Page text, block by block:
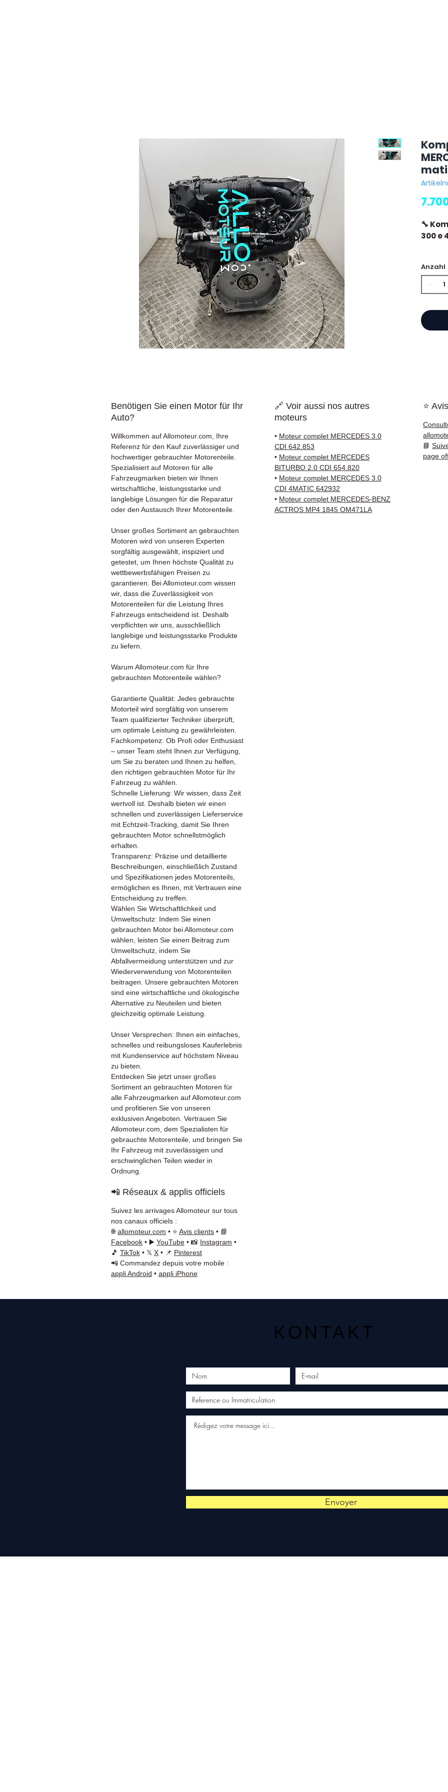
🔧
300 e
⭐
in
✅
und
Anzahl
Benötigen Sie einen Motor für Ihr
Auto?
Willkommen auf Allomoteur.com, Ihre
Referenz für den Kauf zuverlässiger und
hochwertiger gebrauchter Motorenteile.
Spezialisiert auf Motoren für alle
Fahrzeugmarken bieten wir Ihnen
wirtschaftliche, leistungsstarke und
langlebige Lösungen für die Reparatur
oder den Austausch Ihrer Motorenteile.
Unser großes Sortiment an gebrauchten
Motoren wird von unseren Experten
sorgfältig ausgewählt, inspiziert und
getestet, um Ihnen höchste Qualität zu
wettbewerbsfähigen Preisen zu
garantieren. Bei Allomoteur.com wissen
wir, dass die Zuverlässigkeit von
Motorenteilen für die Leistung Ihres
Fahrzeugs entscheidend ist. Deshalb
verpflichten wir uns, ausschließlich
langlebige und leistungsstarke Produkte
zu liefern.
Warum Allomoteur.com für Ihre
gebrauchten Motorenteile wählen?
Garantierte Qualität: Jedes gebrauchte
Motorteil wird sorgfältig von unserem
Team qualifizierter Techniker überprüft,
um optimale Leistung zu gewährleisten.
Fachkompetenz: Ob Profi oder Enthusiast
– unser Team steht Ihnen zur Verfügung,
um Sie zu beraten und Ihnen zu helfen,
den richtigen gebrauchten Motor für Ihr
Fahrzeug zu wählen.
Schnelle Lieferung: Wir wissen, dass Zeit
wertvoll ist. Deshalb bieten wir einen
schnellen und zuverlässigen Lieferservice
mit Echtzeit-Tracking, damit Sie Ihren
gebrauchten Motor schnellstmöglich
erhalten.
Transparenz: Präzise und detaillierte
Beschreibungen, einschließlich Zustand
und Spezifikationen jedes Motorenteils,
ermöglichen es Ihnen, mit Vertrauen eine
Entscheidung zu treffen.
Wählen Sie Wirtschaftlichkeit und
Umweltschutz: Indem Sie einen
gebrauchten Motor bei Allomoteur.com
wählen, leisten Sie einen Beitrag zum
Umweltschutz, indem Sie
Abfallvermeidung unterstützen und zur
Wiederverwendung von Motorenteilen
beitragen. Unsere gebrauchten Motoren
sind eine wirtschaftliche und ökologische
Alternative zu Neuteilen und bieten
gleichzeitig optimale Leistung.
Unser Versprechen: Ihnen ein einfaches,
schnelles und reibungsloses Kauferlebnis
mit Kundenservice auf höchstem Niveau
zu bieten.
Entdecken Sie jetzt unser großes
Sortiment an gebrauchten Motoren für
alle Fahrzeugmarken auf Allomoteur.com
und profitieren Sie von unseren
exklusiven Angeboten. Vertrauen Sie
Allomoteur.com, dem Spezialisten für
gebrauchte Motorenteile, und bringen Sie
Ihr Fahrzeug mit zuverlässigen und
erschwinglichen Teilen wieder in
Ordnung.
🔗 Voir aussi nos autres
moteurs
• Moteur complet MERCEDES 3.0
CDI 642.853
• Moteur complet MERCEDES
BITURBO 2.0 CDI 654.820
• Moteur complet MERCEDES 3.0
CDI 4MATIC 642932
• Moteur complet MERCEDES-BENZ
ACTROS MP4 1845 OM471LA
⭐
📘
page
📲 Réseaux & applis officiels
Suivez les arrivages Allomoteur sur tous
nos canaux officiels :
🌐allomoteur.com • ⭐ Avis clients • 📘
Facebook • ▶️ YouTube • 📸 Instagram •
🎵 TikTok • 𝕏 X • 📌 Pinterest
📲 Commandez depuis votre mobile :
appli Android • appli iPhone
KONTAKT
Envoyer